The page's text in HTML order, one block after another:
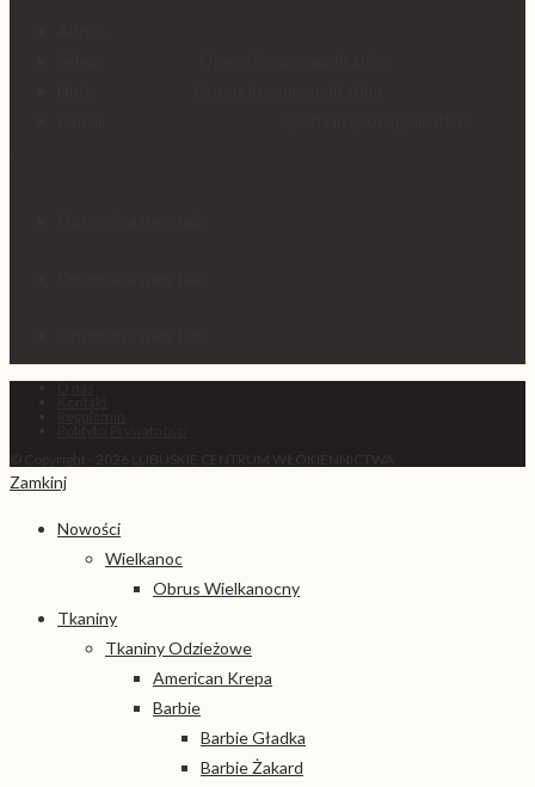
Zamkinj
Nowości
Wielkanoc
Obrus Wielkanocny
Tkaniny
Tkaniny Odzieżowe
American Krepa
Barbie
Barbie Gładka
Barbie Żakard